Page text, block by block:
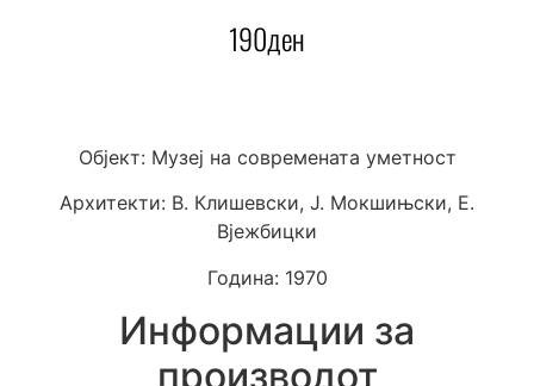
190ден
Објект: Музеј на современата уметност
Архитекти: В. Клишевски, Ј. Мокшињски, Е.
Вјежбицки
Година: 1970
Информации за
производот